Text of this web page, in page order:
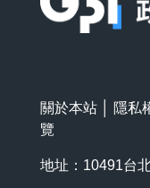
關於本站 隱私
覽
地址：10491台